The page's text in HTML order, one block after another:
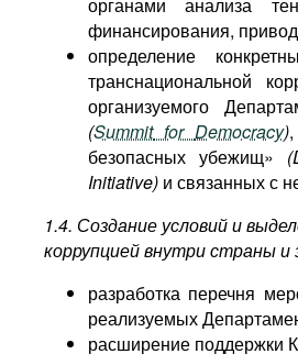
финансирования,
определение
транснациональной
организуемого
(Summit for Democracy)
безопасных убежищ»
Initiative) и связанных с
1.4. Создание условий и
коррупцией внутри страны и
разработка перечня
реализуемых
расширение поддержки